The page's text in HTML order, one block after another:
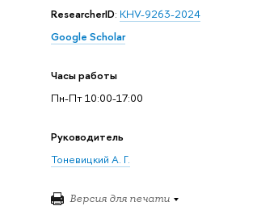
ResearcherID: KHV-9263-2024
Google Scholar
Часы работы
Пн-Пт 10:00-17:00
Руководитель
Тоневицкий А. Г.
Версия для печати